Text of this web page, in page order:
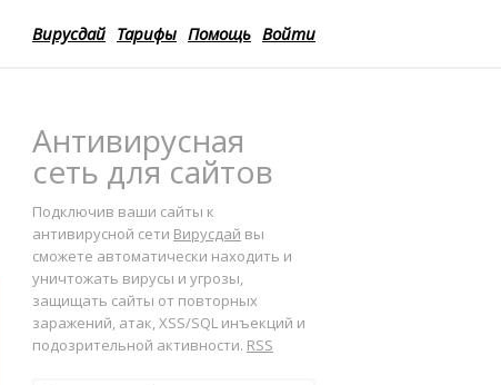
Вирусдай Тарифы Помощь Войти
Антивирусная
сеть для сайтов
Подключив ваши сайты к
антивирусной сети Вирусдай вы
сможете автоматически находить и
уничтожать вирусы и угрозы,
защищать сайты от повторных
заражений, атак, XSS/SQL инъекций и
подозрительной активности. RSS